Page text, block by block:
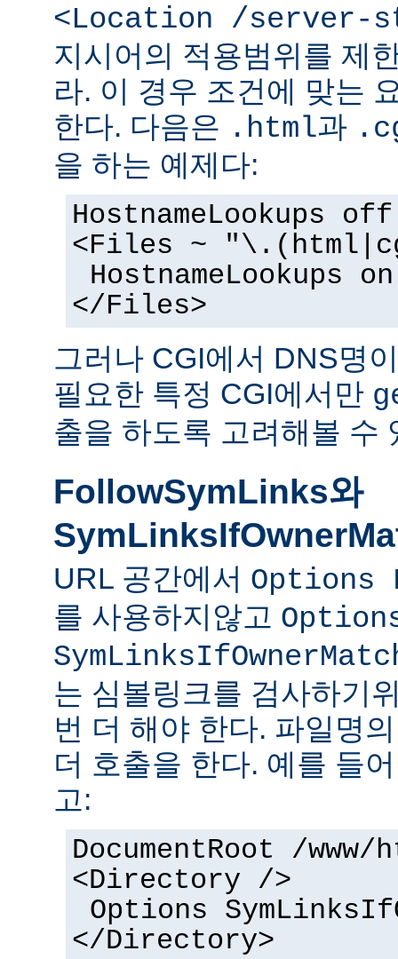
<Location /server-
지시어의 적용범위를 제
라. 이 경우 조건에 맞는
한다. 다음은 .html과
을 하는 예제다:
HostnameLookups off
<Files ~
HostnameLookups on
</Files>
그러나 CGI에서 DNS명
필요한 특정 CGI에서만
출을 하도록 고려해볼 수
FollowSymLinks와
URL 공간에서 Options
를 사용하지않고
는 심볼링크를 검사하기
번 더 해야 한다. 파일명
더 호출을 한다. 예를 들
고:
DocumentRoot /www/
<Directory />
Options
</Directory>